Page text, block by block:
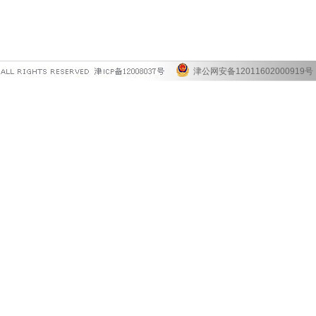
津公网安备12011602000919号